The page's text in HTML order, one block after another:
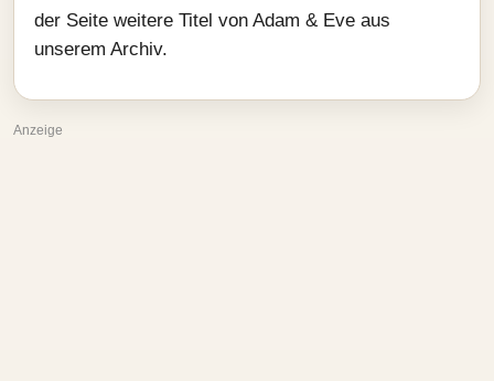
der Seite weitere Titel von Adam & Eve aus
unserem Archiv.
Anzeige